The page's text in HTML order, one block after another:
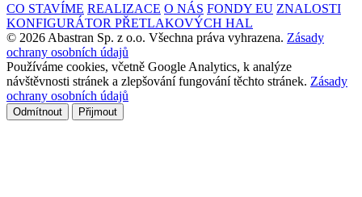
CO STAVÍME REALIZACE O NÁS FONDY EU ZNALOSTI
KONFIGURÁTOR PŘETLAKOVÝCH HAL
© 2026 Abastran Sp. z o.o. Všechna práva vyhrazena. Zásady
ochrany osobních údajů
Používáme cookies, včetně Google Analytics, k analýze
návštěvnosti stránek a zlepšování fungování těchto stránek. Zásady
ochrany osobních údajů
Odmítnout Přijmout